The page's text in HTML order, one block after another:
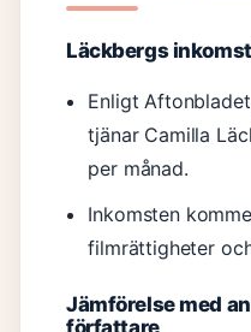
Läckbergs
Enligt
tjänar Camilla
per månad.
Inkomsten
filmrättigheter
Jämförelse med
författare